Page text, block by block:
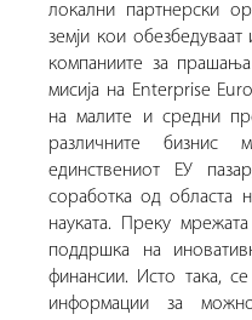
локални партнерски
земји кои
компаниите за
мисија на Enterprise
на малите и средни
различните
единствениот ЕУ
соработка од областа
науката. Преку
поддршка на
финансии. Исто така,
информации за